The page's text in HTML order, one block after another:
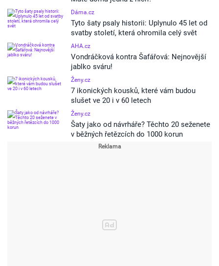
Dáma.cz
Tyto šaty psaly historii: Uplynulo 45 let od
svatby století, která ohromila celý svět
AHA.cz
Vondráčková kontra Šafářová: Nejnovější
jablko sváru!
Ženy.cz
7 ikonických kousků, které vám budou
slušet ve 20 i v 60 letech
Ženy.cz
Šaty jako od návrháře? Těchto 20 seženete
v běžných řetězcích do 1000 korun